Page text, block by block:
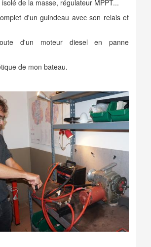
de la masse, régulateur MPPT...
d'un guindeau avec son relais et
d'un moteur diesel en panne
de mon bateau.